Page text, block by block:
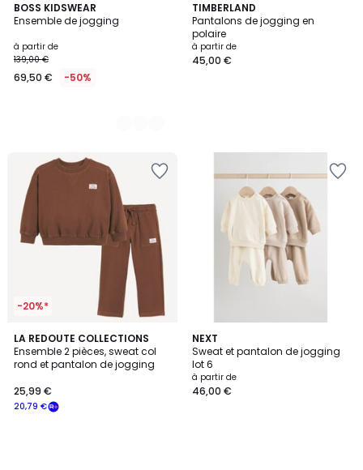
BOSS KIDSWEAR
Ensemble de jogging
à partir de
139,00 €
69,50 € -50%
2
Couleurs
TIMBERLAND
Pantalons de jogging en
polaire
à partir de
45,00 €
-20%*
LA REDOUTE COLLECTIONS
Ensemble 2 pièces, sweat col
rond et pantalon de jogging
20,79 €
25,99 €
NEXT
Sweat et pantalon de jogging
lot 6
à partir de
46,00 €